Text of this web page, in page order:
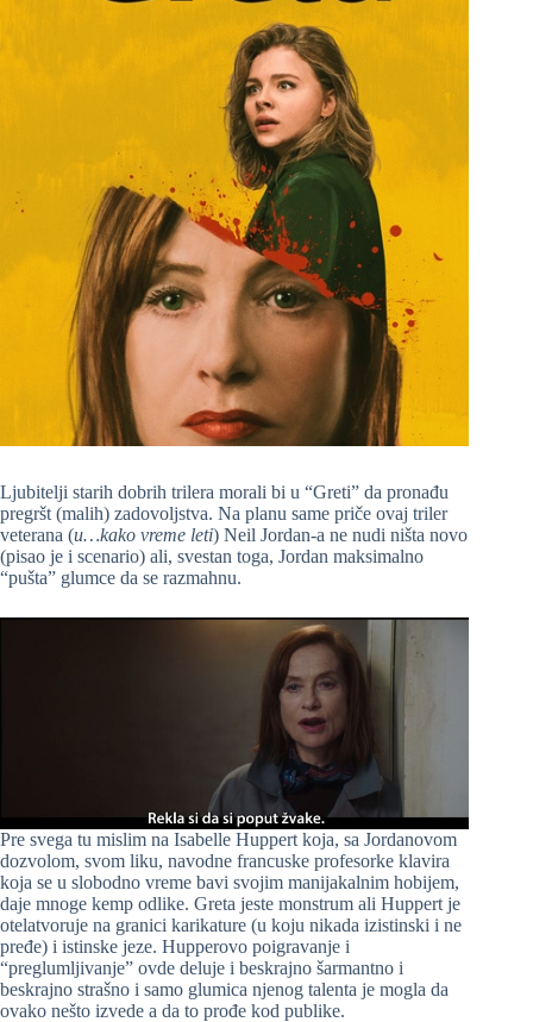
Ljubitelji starih dobrih trilera morali bi u “Greti” da pronađu
pregršt (malih) zadovoljstva. Na planu same priče ovaj triler
veterana (u…kako vreme leti) Neil Jordan-a ne nudi ništa novo
(pisao je i scenario) ali, svestan toga, Jordan maksimalno
“pušta” glumce da se razmahnu.
Pre svega tu mislim na Isabelle Huppert koja, sa Jordanovom
dozvolom, svom liku, navodne francuske profesorke klavira
koja se u slobodno vreme bavi svojim manijakalnim hobijem,
daje mnoge kemp odlike. Greta jeste monstrum ali Huppert je
otelatvoruje na granici karikature (u koju nikada izistinski i ne
pređe) i istinske jeze. Hupperovo poigravanje i
“preglumljivanje” ovde deluje i beskrajno šarmantno i
beskrajno strašno i samo glumica njenog talenta je mogla da
ovako nešto izvede a da to prođe kod publike.